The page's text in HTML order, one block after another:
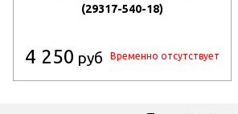
(29317-540-18)
4 250 руб Временно отсутствует